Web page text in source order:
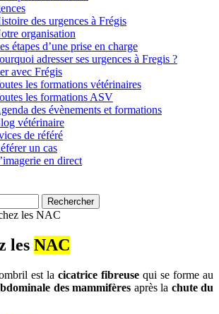
des urgences à Frégis
organisation
étapes d’une prise en charge
adresser ses urgences à Fregis ?
avec Frégis
les formations vétérinaires
les formations ASV
des évènements et formations
vétérinaire
de référé
un cas
en direct
Rechercher
les NAC
les NAC
est la cicatrice fibreuse qui se forme au
des mammifères après la chute du